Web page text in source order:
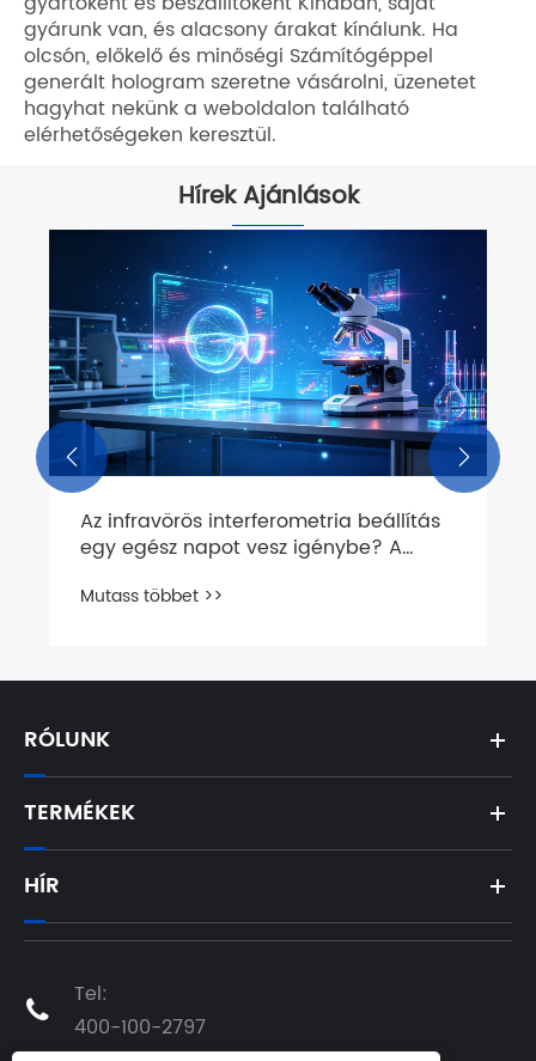
gyárunk van, és alacsony árakat kínálunk. Ha
olcsón, előkelő és minőségi Számítógéppel
generált hologram szeretne vásárolni, üzenetet
hagyhat nekünk a weboldalon található
elérhetőségeken keresztül.
Hírek Ajánlások
Az infravörös interferometria beállítás
egy egész napot vesz igénybe? A
elérhetővé teszi a "láthatatlan"
Mutass többet >>
 
RÓLUNK
TERMÉKEK
HÍR

Tel:
400-100-2797